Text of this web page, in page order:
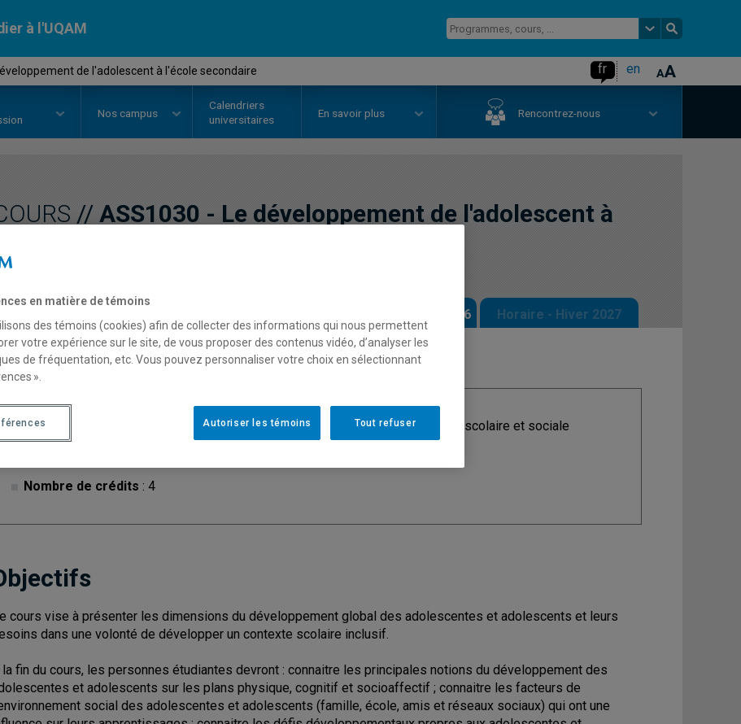
à l'UQAM
de l'adolescent à l'école secondaire fr en
Nos campus
Calendriers
universitaires
En savoir plus Rencontrez-nous
// ASS1030 - Le développement de l'adolescent à
Horaire - Automne 2026 Horaire - Hiver 2027
Cycle
Nombre de crédits : 4
Discipline: Adaptation scolaire et sociale
cours vise à présenter les dimensions du développement global des adolescentes et adolescents et leurs
dans une volonté de développer un contexte scolaire inclusif.
la fin du cours, les personnes étudiantes devront : connaitre les principales notions du développement des
et adolescents sur les plans physique, cognitif et socioaffectif ; connaitre les facteurs de
social des adolescentes et adolescents (famille, école, amis et réseaux sociaux) qui ont une
en matière de témoins
des témoins (cookies) afin de collecter des informations qui nous permettent
votre expérience sur le site, de vous proposer des contenus vidéo, d’analyser les
de fréquentation, etc. Vous pouvez personnaliser votre choix en sélectionnant
».
Tout refuser
Autoriser les témoins